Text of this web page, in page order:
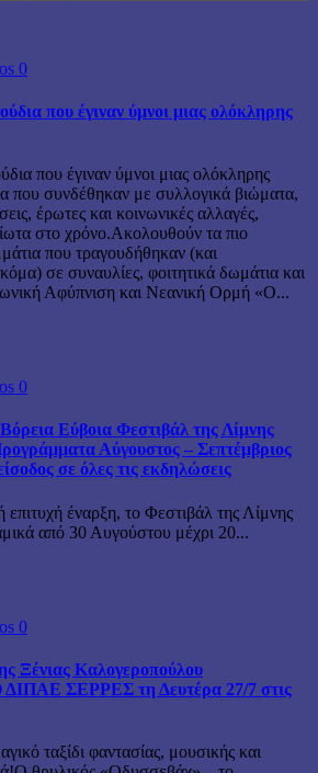
0
που έγιναν ύμνοι μιας ολόκληρης
που έγιναν ύμνοι μιας ολόκληρης
που συνδέθηκαν με συλλογικά βιώματα,
έρωτες και κοινωνικές αλλαγές,
στο χρόνο.Ακολουθούν τα πιο
που τραγουδήθηκαν (και
σε συναυλίες, φοιτητικά δωμάτια και
Αφύπνιση και Νεανική Ορμή «Ο...
0
Εύβοια Φεστιβάλ της Λίμνης
Αύγουστος – Σεπτέμβριος
σε όλες τις εκδηλώσεις
επιτυχή έναρξη, το Φεστιβάλ της Λίμνης
από 30 Αυγούστου μέχρι 20...
0
Καλογεροπούλου
ΣΕΡΡΕΣ τη Δευτέρα 27/7 στις
φαντασίας, μουσικής και